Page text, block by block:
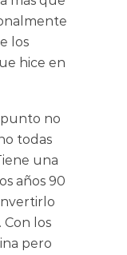
los
hice en
no
todas
una
años 90
los
pero